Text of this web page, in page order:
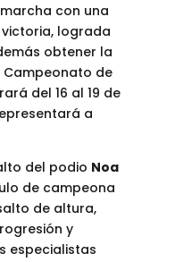
con una
lograda
obtener la
de
del 16 al 19 de
a
del podio Noa
de campeona
de altura,
y
especialistas